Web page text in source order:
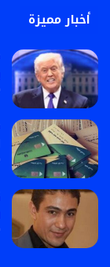
أخبار مميزة